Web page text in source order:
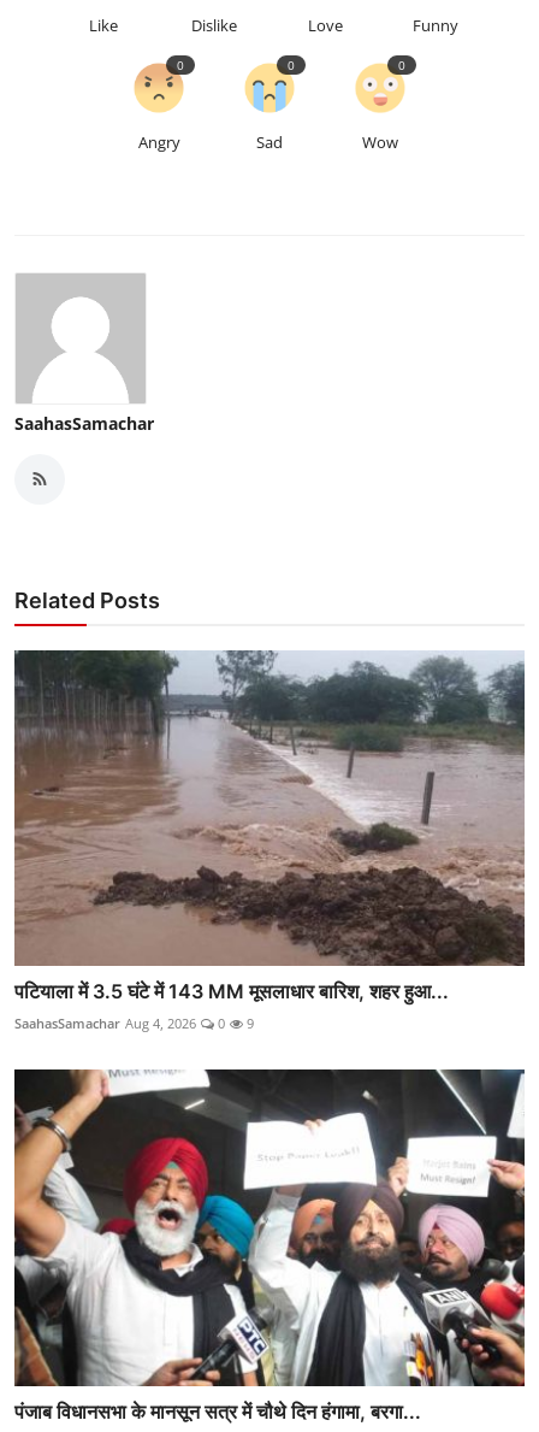
Like Dislike Love Funny
Angry
0
Sad
0
Wow
0
SaahasSamachar
Related Posts
पटियाला में 3.5 घंटे में 143 MM मूसलाधार बारिश, शहर हुआ...
SaahasSamachar Aug 4, 2026 0 9
पंजाब विधानसभा के मानसून सत्र में चौथे दिन हंगामा, बरगा...